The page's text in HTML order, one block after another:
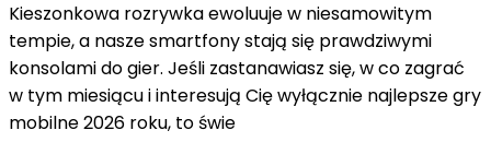
Kieszonkowa rozrywka ewoluuje w niesamowitym
tempie, a nasze smartfony stają się prawdziwymi
konsolami do gier. Jeśli zastanawiasz się, w co zagrać
w tym miesiącu i interesują Cię wyłącznie najlepsze gry
mobilne 2026 roku, to świe